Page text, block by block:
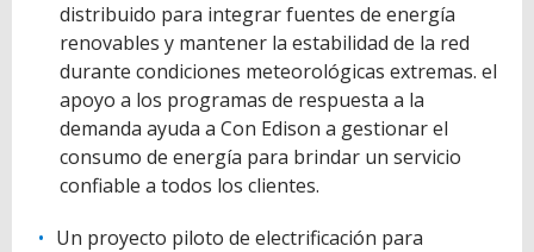
distribuido para integrar fuentes de energía
renovables y mantener la estabilidad de la red
durante condiciones meteorológicas extremas. el
apoyo a los programas de respuesta a la
demanda ayuda a Con Edison a gestionar el
consumo de energía para brindar un servicio
confiable a todos los clientes.
Un proyecto piloto de electrificación para